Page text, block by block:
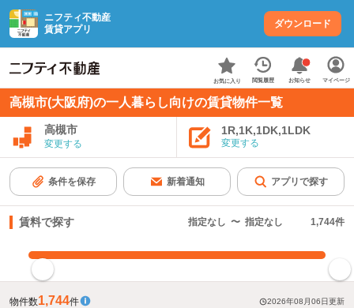
ニフティ不動産
賃貸アプリ
ダウンロード
お気に入り 閲覧履歴 お知らせ マイページ
高槻市(大阪府)の一人暮らし向けの賃貸物件一覧
高槻市
変更する
1R,1K,1DK,1LDK
変更する
条件を保存 新着通知 アプリで探す
賃料で探す 指定なし 〜 指定なし 1,744件
物件数1,744件 2026年08月06日更新